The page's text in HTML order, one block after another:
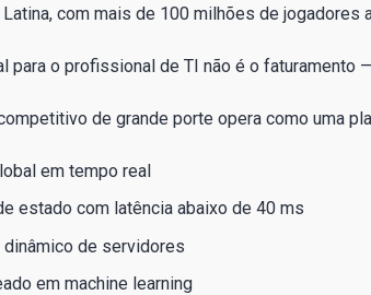
com mais de 100 milhões de jogadores
para o profissional de TI não é o faturamento
de grande porte opera como uma
em tempo real
estado com latência abaixo de 40 ms
dinâmico de servidores
em machine learning